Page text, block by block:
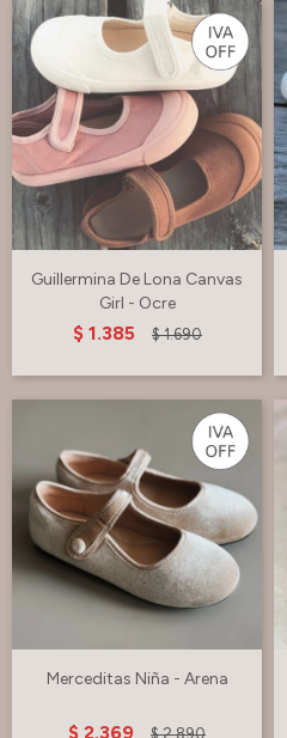
Guillermina De Lona Canvas
Girl - Ocre
$ 1.385 $ 1.690
Merceditas Niña - Arena
$ 2.369 $ 2.890